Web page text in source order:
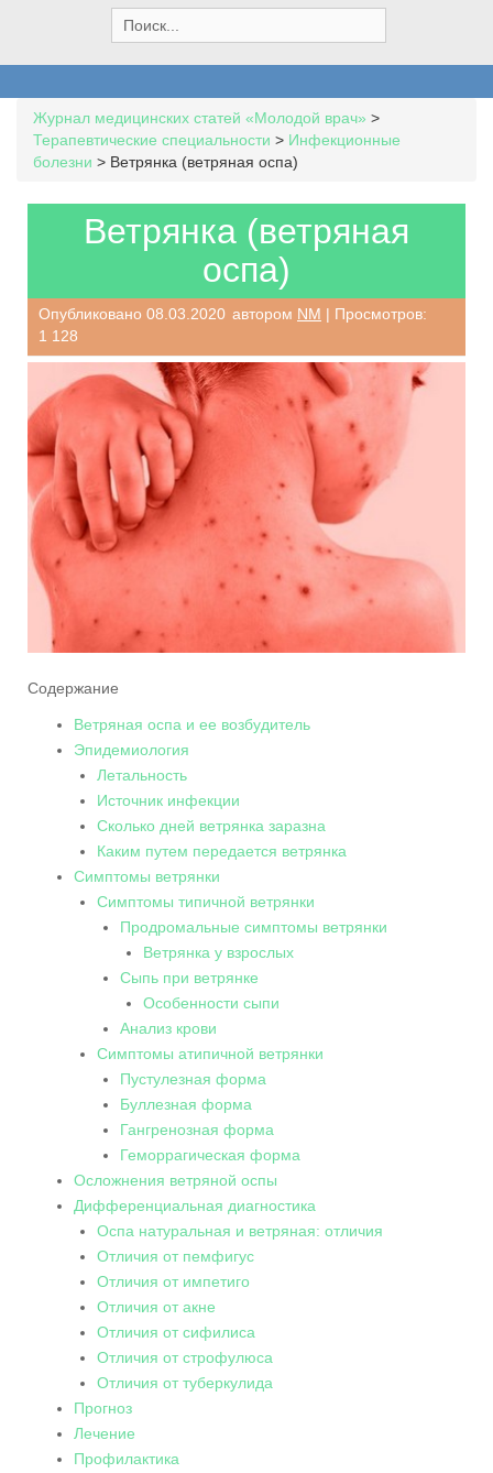
e
a
h
f
o
Журнал медицинских статей «Молодой врач» >
Терапевтические специальности > Инфекционные
болезни > Ветрянка (ветряная оспа)
Ветрянка (ветряная
оспа)
Опубликовано 08.03.2020 автором NM | Просмотров:
1 128
Содержание
Ветряная оспа и ее возбудитель
Эпидемиология
Летальность
Источник инфекции
Сколько дней ветрянка заразна
Каким путем передается ветрянка
Симптомы ветрянки
Симптомы типичной ветрянки
Продромальные симптомы ветрянки
Ветрянка у взрослых
Сыпь при ветрянке
Особенности сыпи
Анализ крови
Симптомы атипичной ветрянки
Пустулезная форма
Буллезная форма
Гангренозная форма
Геморрагическая форма
Осложнения ветряной оспы
Дифференциальная диагностика
Оспа натуральная и ветряная: отличия
Отличия от пемфигус
Отличия от импетиго
Отличия от акне
Отличия от сифилиса
Отличия от строфулюса
Отличия от туберкулида
Прогноз
Лечение
Профилактика